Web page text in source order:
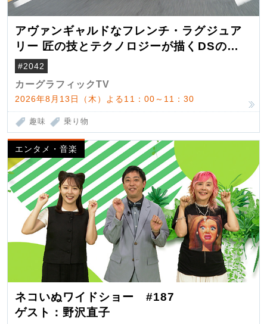
アヴァンギャルドなフレンチ・ラグジュア
リー 匠の技とテクノロジーが描くDSの世
界観
#2042
カーグラフィックTV
2026年8月13日（木）よる11：00～11：30
趣味 乗り物
エンタメ・音楽
ネコいぬワイドショー #187
ゲスト：野沢直子